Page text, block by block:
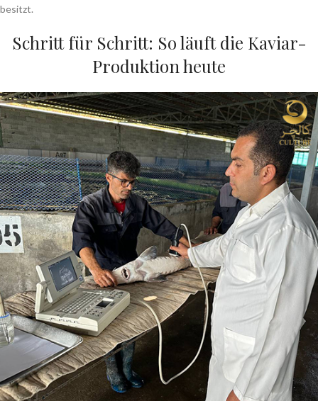
besitzt.
Schritt für Schritt: So läuft die Kaviar-
Produktion heute